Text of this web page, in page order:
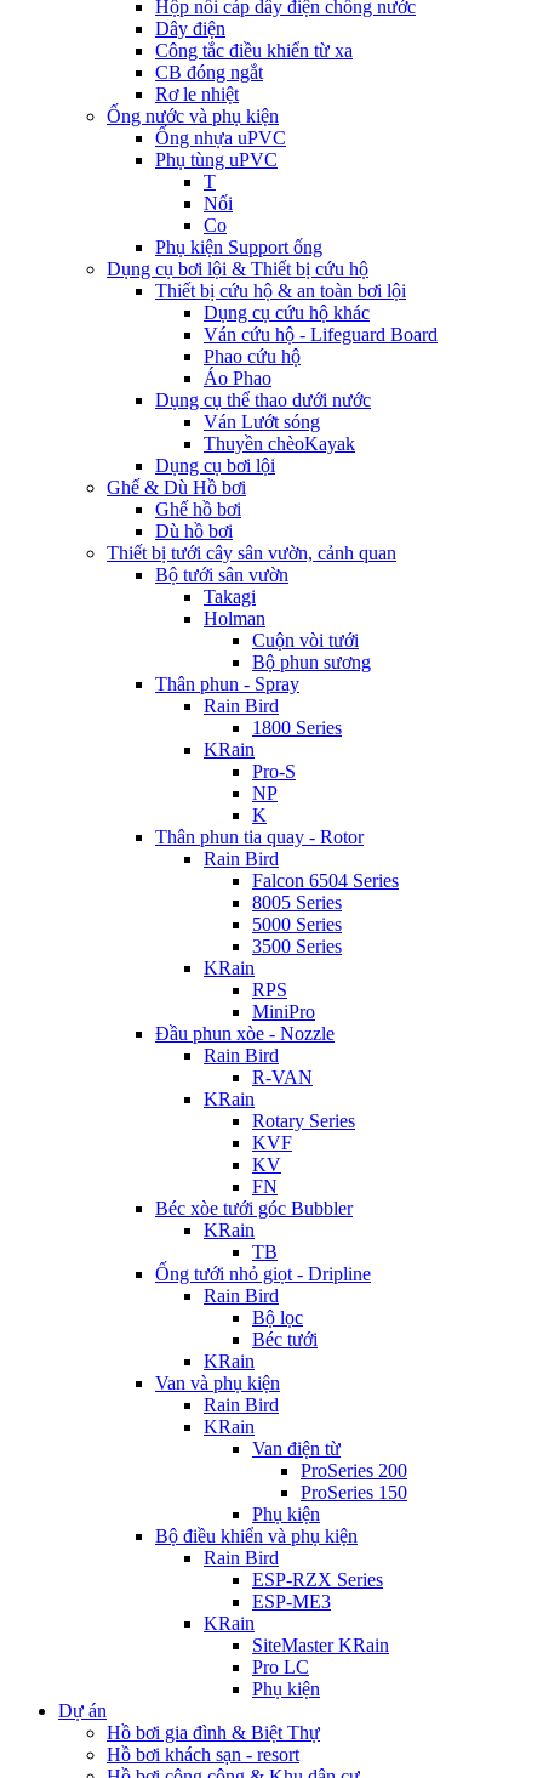
Hộp nối cáp dây điện chống nước
Dây điện
Công tắc điều khiển từ xa
CB đóng ngắt
Rơ le nhiệt
Ống nước và phụ kiện
Ống nhựa uPVC
Phụ tùng uPVC
T
Nối
Co
Phụ kiện Support ống
Dụng cụ bơi lội & Thiết bị cứu hộ
Thiết bị cứu hộ & an toàn bơi lội
Dụng cụ cứu hộ khác
Ván cứu hộ - Lifeguard Board
Phao cứu hộ
Áo Phao
Dụng cụ thể thao dưới nước
Ván Lướt sóng
Thuyền chèoKayak
Dụng cụ bơi lội
Ghế & Dù Hồ bơi
Ghế hồ bơi
Dù hồ bơi
Thiết bị tưới cây sân vườn, cảnh quan
Bộ tưới sân vườn
Takagi
Holman
Cuộn vòi tưới
Bộ phun sương
Thân phun - Spray
Rain Bird
1800 Series
KRain
Pro-S
NP
K
Thân phun tia quay - Rotor
Rain Bird
Falcon 6504 Series
8005 Series
5000 Series
3500 Series
KRain
RPS
MiniPro
Đầu phun xòe - Nozzle
Rain Bird
R-VAN
KRain
Rotary Series
KVF
KV
FN
Béc xòe tưới góc Bubbler
KRain
TB
Ống tưới nhỏ giọt - Dripline
Rain Bird
Bộ lọc
Béc tưới
KRain
Van và phụ kiện
Rain Bird
KRain
Van điện từ
ProSeries 200
ProSeries 150
Phụ kiện
Bộ điều khiển và phụ kiện
Rain Bird
ESP-RZX Series
ESP-ME3
KRain
SiteMaster KRain
Pro LC
Phụ kiện
Dự án
Hồ bơi gia đình & Biệt Thự
Hồ bơi khách sạn - resort